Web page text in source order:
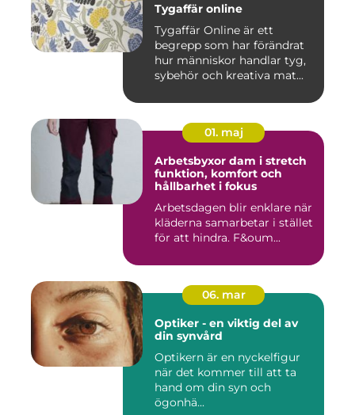
Tygaffär online
Tygaffär Online är ett
begrepp som har förändrat
hur människor handlar tyg,
sybehör och kreativa mat...
01. maj
Arbetsbyxor dam i stretch
funktion, komfort och
hållbarhet i fokus
Arbetsdagen blir enklare när
kläderna samarbetar i stället
för att hindra. F&oum...
06. mar
Optiker - en viktig del av
din synvård
Optikern är en nyckelfigur
när det kommer till att ta
hand om din syn och
ögonhä...